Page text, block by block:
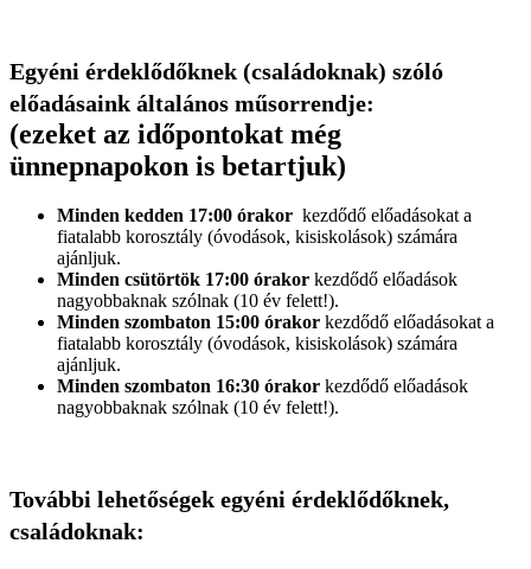
Egyéni érdeklődőknek (családoknak) szóló
előadásaink általános műsorrendje:
(ezeket az időpontokat még
ünnepnapokon is betartjuk)
Minden kedden 17:00 órakor kezdődő előadásokat a
fiatalabb korosztály (óvodások, kisiskolások) számára
ajánljuk.
Minden csütörtök 17:00 órakor kezdődő előadások
nagyobbaknak szólnak (10 év felett!).
Minden szombaton 15:00 órakor kezdődő előadásokat a
fiatalabb korosztály (óvodások, kisiskolások) számára
ajánljuk.
Minden szombaton 16:30 órakor kezdődő előadások
nagyobbaknak szólnak (10 év felett!).
További lehetőségek egyéni érdeklődőknek,
családoknak: